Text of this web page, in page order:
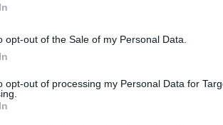
opt-out of the Sale of my Personal Data.
opt-out of processing my Personal Data for
κατανάλωση αλκοόλ.
εντόπισε πάνω από 1.000